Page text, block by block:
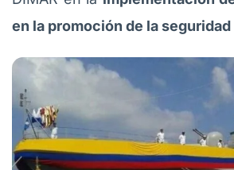
en la promoción de la